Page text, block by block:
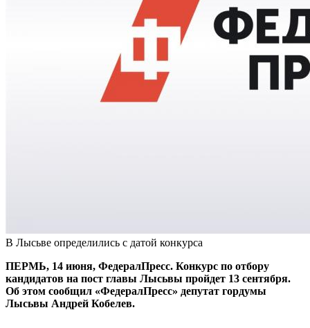
В Лысьве определились с датой конкурса
ПЕРМЬ, 14 июня, ФедералПресс. Конкурс по отбору
кандидатов на пост главы Лысьвы пройдет 13 сентября.
Об этом сообщил «ФедералПресс» депутат гордумы
Лысьвы Андрей Кобелев.